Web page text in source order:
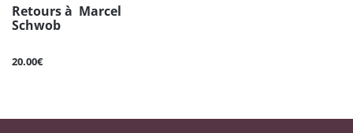
Retours à Marcel
Schwob
20.00€